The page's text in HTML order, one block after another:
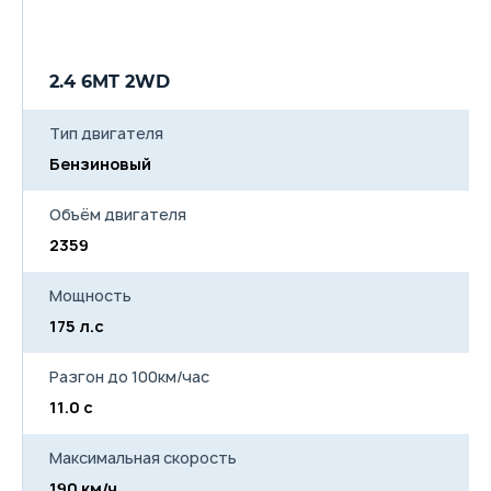
2.4 6MT 2WD
Тип двигателя
Бензиновый
Объём двигателя
2359
Мощность
175 л.с
Разгон до 100км/час
11.0 с
Максимальная скорость